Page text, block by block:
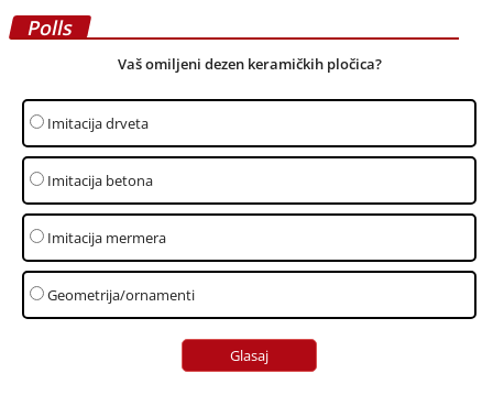
Polls
Vaš omiljeni dezen keramičkih pločica?
Imitacija drveta
Imitacija betona
Imitacija mermera
Geometrija/ornamenti